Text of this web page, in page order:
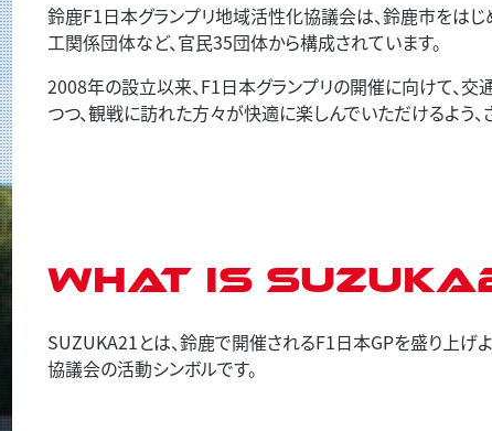
鈴鹿F1日本グランプリ地域活性化協議会は、鈴鹿市をはじ
工関係団体など、官民35団体から構成されています。
2008年の設立以来、F1日本グランプリの開催に向けて、
つつ、観戦に訪れた方々が快適に楽しんでいただけるよう
What is
SUZUKA21とは、鈴鹿で開催されるF1日本GPを盛り上げ
協議会の活動シンボルです。